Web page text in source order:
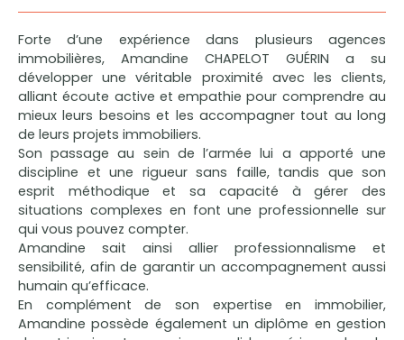
Forte d’une expérience dans plusieurs agences
immobilières, Amandine CHAPELOT GUÉRIN a su
développer une véritable proximité avec les clients,
alliant écoute active et empathie pour comprendre au
mieux leurs besoins et les accompagner tout au long
de leurs projets immobiliers.
Son passage au sein de l’armée lui a apporté une
discipline et une rigueur sans faille, tandis que son
esprit méthodique et sa capacité à gérer des
situations complexes en font une professionnelle sur
qui vous pouvez compter.
Amandine sait ainsi allier professionnalisme et
sensibilité, afin de garantir un accompagnement aussi
humain qu’efficace.
En complément de son expertise en immobilier,
Amandine possède également un diplôme en gestion